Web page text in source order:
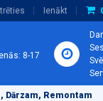
Ienākt
8-17
Dārzam, Remontam